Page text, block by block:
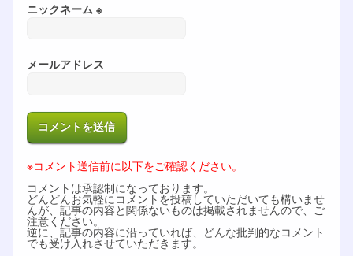
ニックネーム ※
メールアドレス
※コメント送信前に以下をご確認ください。
コメントは承認制になっております。
どんどんお気軽にコメントを投稿していただいても構いませ
んが、記事の内容と関係ないものは掲載されませんので、ご
注意ください。
逆に、記事の内容に沿っていれば、どんな批判的なコメント
でも受け入れさせていただきます。